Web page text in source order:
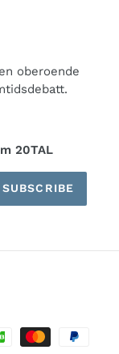
oberoende
20TAL
SUBSCRIBE